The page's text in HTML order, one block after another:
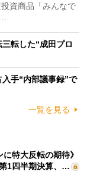
資商品「みんなで
転した“成田プロ
入手“内部議事録”で
一覧を見る
特大反転の期待》
1四半期決算、…